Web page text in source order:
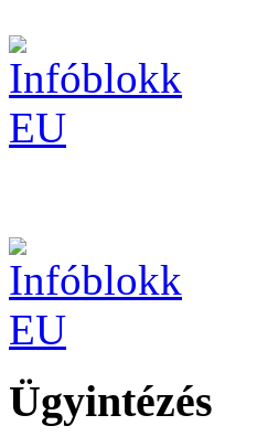
Ügyintézés